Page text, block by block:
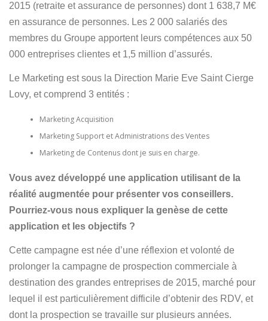
2015 (retraite et assurance de personnes) dont 1 638,7 M€
en assurance de personnes. Les 2 000 salariés des
membres du Groupe apportent leurs compétences aux 50
000 entreprises clientes et 1,5 million d’assurés.
Le Marketing est sous la Direction Marie Eve Saint Cierge
Lovy, et comprend 3 entités :
Marketing Acquisition
Marketing Support et Administrations des Ventes
Marketing de Contenus dont je suis en charge.
Vous avez développé une application utilisant de la
réalité augmentée pour présenter vos conseillers.
Pourriez-vous nous expliquer la genèse de cette
application et les objectifs ?
Cette campagne est née d’une réflexion et volonté de
prolonger la campagne de prospection commerciale à
destination des grandes entreprises de 2015, marché pour
lequel il est particulièrement difficile d’obtenir des RDV, et
dont la prospection se travaille sur plusieurs années.